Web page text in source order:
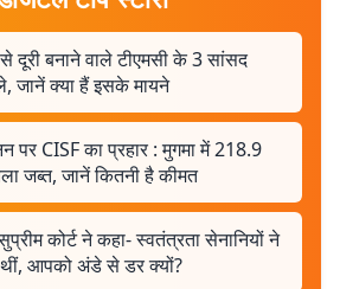
दूरी बनाने वाले टीएमसी के 3 सांसद
जानें क्या हैं इसके मायने
पर CISF का प्रहार : मुगमा में 218.9
जब्त, जानें कितनी है कीमत
कोर्ट ने कहा- स्वतंत्रता सेनानियों ने
थीं, आपको अंडे से डर क्यों?